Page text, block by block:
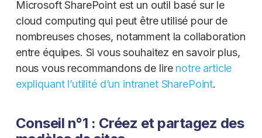
Microsoft SharePoint est un outil basé sur le
cloud computing qui peut être utilisé pour de
nombreuses choses, notamment la collaboration
entre équipes. Si vous souhaitez en savoir plus,
nous vous recommandons de lire notre article
expliquant l’utilité d’un intranet SharePoint.
Conseil n°1 : Créez et partagez des